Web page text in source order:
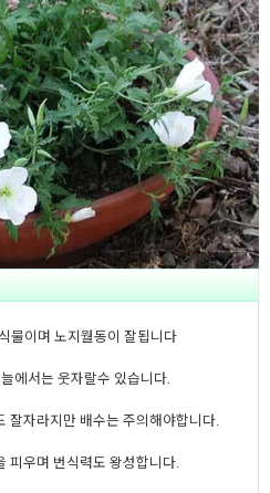
물이며 노지월동이 잘됩니다
에서는 웃자랄수 있습니다.
잘자라지만 배수는 주의해야합니다.
피우며 번식력도 왕성합니다.